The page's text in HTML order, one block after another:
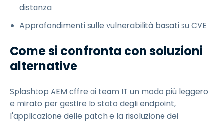
distanza
Approfondimenti sulle vulnerabilità basati su CVE
Come si confronta con soluzioni
alternative
Splashtop AEM offre ai team IT un modo più leggero
e mirato per gestire lo stato degli endpoint,
l'applicazione delle patch e la risoluzione dei